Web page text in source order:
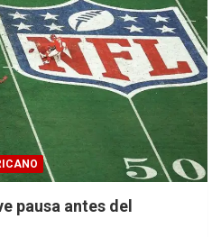
pausa antes del